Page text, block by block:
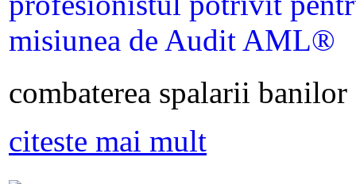
combaterea spalarii
citeste mai mult